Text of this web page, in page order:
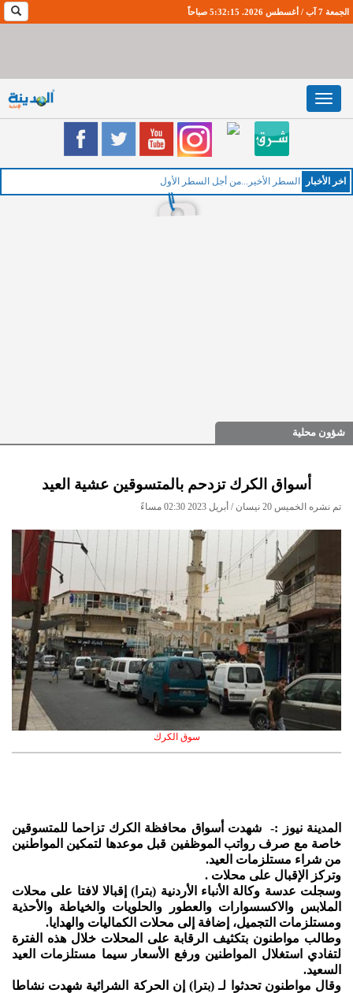
الجمعة 7 آب / أغسطس 2026. 5:32:16 صباحاً
Toggle
navigation
اخر اﻷخبار
شؤون محلية
أسواق الكرك تزدحم بالمتسوقين عشية العيد
تم نشره الخميس 20 نيسان / أبريل 2023 02:30 مساءً
سوق الكرك
المدينة نيوز :- شهدت أسواق محافظة الكرك تزاحما للمتسوقين
خاصة مع صرف رواتب الموظفين قبل موعدها لتمكين المواطنين
من شراء مستلزمات العيد.
وتركز الإقبال على محلات .
وسجلت عدسة وكالة الأنباء الأردنية (بترا) إقبالا لافتا على محلات
الملابس والاكسسوارات والعطور والحلويات والخياطة والأحذية
ومستلزمات التجميل، إضافة إلى محلات الكماليات والهدايا.
وطالب مواطنون بتكثيف الرقابة على المحلات خلال هذه الفترة
لتفادي استغلال المواطنين ورفع الأسعار سيما مستلزمات العيد
السعيد.
وقال مواطنون تحدثوا لـ (بترا) إن الحركة الشرائية شهدت نشاطا